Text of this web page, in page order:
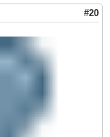
#20